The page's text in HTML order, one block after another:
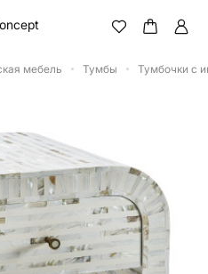
мебель Тумбы Тумбочки с